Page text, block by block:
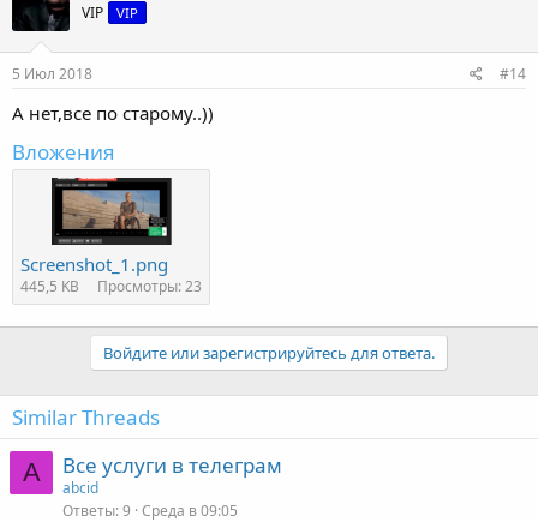
VIP VIP
5 Июл 2018 #14
А нет,все по старому..))
Вложения
Screenshot_1.png
445,5 KB Просмотры: 23
Войдите или зарегистрируйтесь для ответа.
Similar Threads
A Все услуги в телеграм
abcid
Ответы 9 Среда в 09:05